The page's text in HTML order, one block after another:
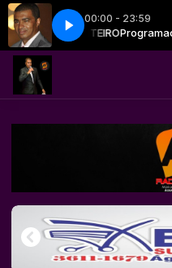
00:00 - 23:59
ALVANIR MONTEIRO
of Love Air Supply -